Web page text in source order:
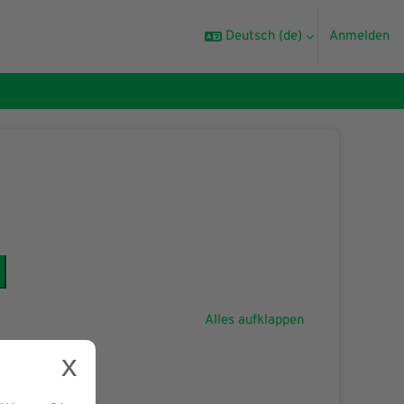
x
Deutsch ‎(de)‎ Anmelden
suchen
Alles aufklappen